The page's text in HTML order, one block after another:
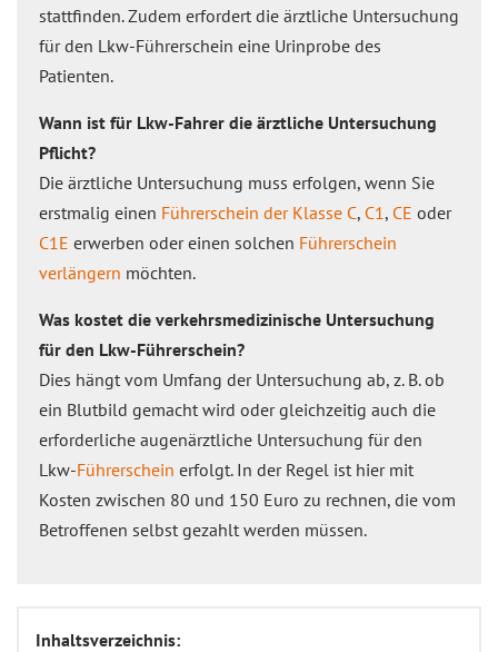
stattfinden. Zudem erfordert die ärztliche Untersuchung
für den Lkw-Führerschein eine Urinprobe des
Patienten.
Wann ist für Lkw-Fahrer die ärztliche Untersuchung
Pflicht?
Die ärztliche Untersuchung muss erfolgen, wenn Sie
erstmalig einen Führerschein der Klasse C, C1, CE oder
C1E erwerben oder einen solchen Führerschein
verlängern möchten.
Was kostet die verkehrsmedizinische Untersuchung
für den Lkw-Führerschein?
Dies hängt vom Umfang der Untersuchung ab, z. B. ob
ein Blutbild gemacht wird oder gleichzeitig auch die
erforderliche augenärztliche Untersuchung für den
Lkw-Führerschein erfolgt. In der Regel ist hier mit
Kosten zwischen 80 und 150 Euro zu rechnen, die vom
Betroffenen selbst gezahlt werden müssen.
Inhaltsverzeichnis: